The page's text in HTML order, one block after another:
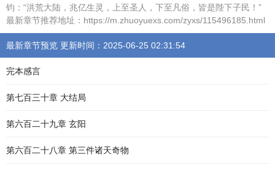
钧：“洪荒大陆，兆亿生灵，上至圣人，下至凡俗，皆是陛下子民！”
最新章节推荐地址：https://m.zhuoyuexs.com/zyxs/115496185.html
最新章节预览 更新时间：2025-06-25 02:31:54
完本感言
第七百三十章 大结局
第六百二十九章 玄阳
第六百二十八章 第三件诸天奇物